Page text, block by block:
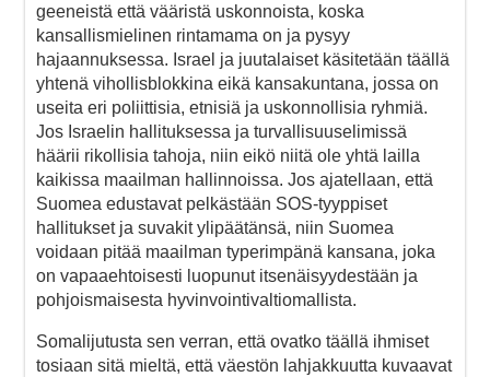
geeneistä että vääristä uskonnoista, koska
kansallismielinen rintamama on ja pysyy
hajaannuksessa. Israel ja juutalaiset käsitetään täällä
yhtenä vihollisblokkina eikä kansakuntana, jossa on
useita eri poliittisia, etnisiä ja uskonnollisia ryhmiä.
Jos Israelin hallituksessa ja turvallisuuselimissä
häärii rikollisia tahoja, niin eikö niitä ole yhtä lailla
kaikissa maailman hallinnoissa. Jos ajatellaan, että
Suomea edustavat pelkästään SOS-tyyppiset
hallitukset ja suvakit ylipäätänsä, niin Suomea
voidaan pitää maailman typerimpänä kansana, joka
on vapaaehtoisesti luopunut itsenäisyydestään ja
pohjoismaisesta hyvinvointivaltiomallista.
Somalijutusta sen verran, että ovatko täällä ihmiset
tosiaan sitä mieltä, että väestön lahjakkuutta kuvaavat